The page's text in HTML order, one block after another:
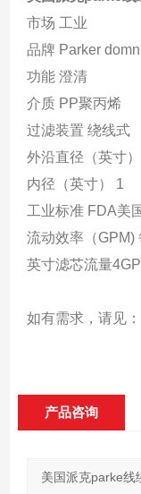
市场 工业
品牌 Parker
功能 澄清
介质 PP聚丙烯
过滤装置 绕线式
外沿直径（英寸
内径（英寸） 1
工业标准 FDA美
流动效率（GPM)
英寸滤芯流量
如有需求，请见：
产品咨询